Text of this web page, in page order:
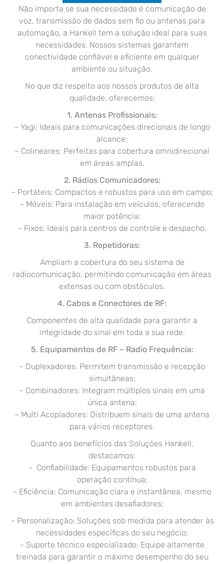
Não importa se sua necessidade é comunicação de
voz, transmissão de dados sem fio ou antenas para
automação, a Hankell tem a solução ideal para suas
necessidades. Nossos sistemas garantem
conectividade confiável e eficiente em qualquer
ambiente ou situação.
No que diz respeito aos nossos produtos de alta
qualidade, oferecemos:
1. Antenas Profissionais:
– Yagi: Ideais para comunicações direcionais de longo
alcance;
– Colineares: Perfeitas para cobertura omnidirecional
em áreas amplas.
2. Rádios Comunicadores:
– Portáteis: Compactos e robustos para uso em campo;
– Móveis: Para instalação em veículos, oferecendo
maior potência;
– Fixos: Ideais para centros de controle e despacho.
3. Repetidoras:
Ampliam a cobertura do seu sistema de
radiocomunicação, permitindo comunicação em áreas
extensas ou com obstáculos.
4. Cabos e Conectores de RF:
Componentes de alta qualidade para garantir a
integridade do sinal em toda a sua rede.
5. Equipamentos de RF – Radio Frequência:
– Duplexadores: Permitem transmissão e recepção
simultâneas;
– Combinadores: Integram múltiplos sinais em uma
única antena;
– Multi Acopladores: Distribuem sinais de uma antena
para vários receptores.
Quanto aos benefícios das Soluções Hankell,
destacamos:
– Confiabilidade: Equipamentos robustos para
operação contínua;
– Eficiência: Comunicação clara e instantânea, mesmo
em ambientes desafiadores;
– Personalização: Soluções sob medida para atender às
necessidades específicas do seu negócio;
– Suporte técnico especializado: Equipe altamente
treinada para garantir o máximo desempenho do seu